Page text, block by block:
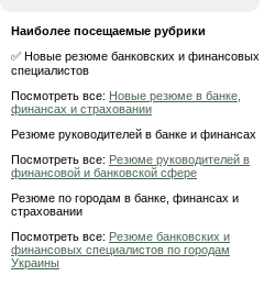
Наиболее посещаемые рубрики
✅ Новые резюме банковских и финансовых
специалистов
Посмотреть все: Новые резюме в банке,
финансах и страховании
Резюме руководителей в банке и финансах
Посмотреть все: Резюме руководителей в
финансовой и банковской сфере
Резюме по городам в банке, финансах и
страховании
Посмотреть все: Резюме банковских и
финансовых специалистов по городам
Украины